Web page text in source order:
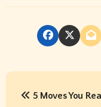
P
5 Moves You